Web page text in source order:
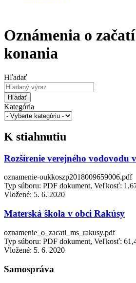
Oznámenia o
konania
Hľadať
Hľadať
Kategória
K stiahnutiu
Rozšírenie verejného vodovodu
oznamenie-oukkoszp2018009659006.pdf
Typ súboru: PDF dokument, Veľkosť:
Vložené: 5. 6. 2020
Materská škola v obci Rakúsy
oznamenie_o_zacati_ms_rakusy.pdf
Typ súboru: PDF dokument, Veľkosť:
Vložené: 5. 6. 2020
Samospráva